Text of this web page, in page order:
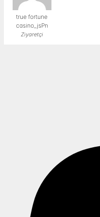
true fortune
casino_jsPn
Ziyaretçi